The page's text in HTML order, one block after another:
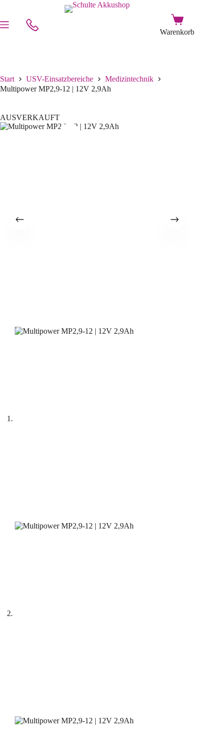
Start USV-Einsatzbereiche
Medizintechnik
Multipower MP2,9-12 | 12V 2,9Ah
AUSVERKAUFT